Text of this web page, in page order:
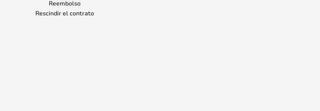
Reembolso
Rescindir el contrato